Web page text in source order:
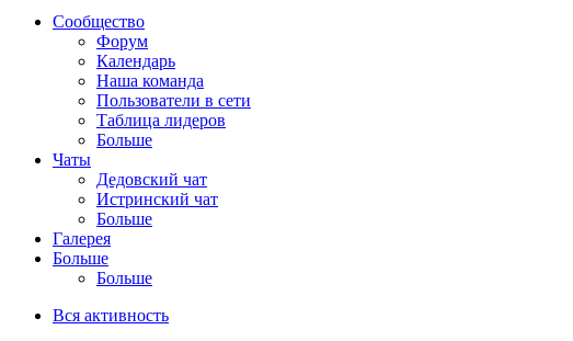
Сообщество
Форум
Календарь
Наша команда
Пользователи в сети
Таблица лидеров
Больше
Чаты
Дедовский чат
Истринский чат
Больше
Галерея
Больше
Больше
Вся активность